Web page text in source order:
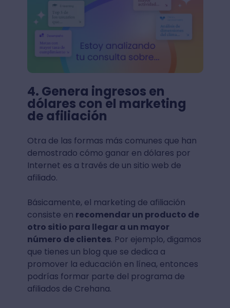
4. Genera ingresos en
dólares con el marketing
de afiliación
Otra de las formas más comunes que han
demostrado cómo ganar en dólares por
Internet es a través de un sitio web de
afiliado.
Básicamente, el marketing de afiliación
consiste en recomendar un producto de
otro sitio para llegar a un mayor
número de clientes. Por ejemplo, digamos
que tienes un blog que se dedica a
promover la educación en línea, entonces
podrías formar parte del programa de
afiliados de Crehana.